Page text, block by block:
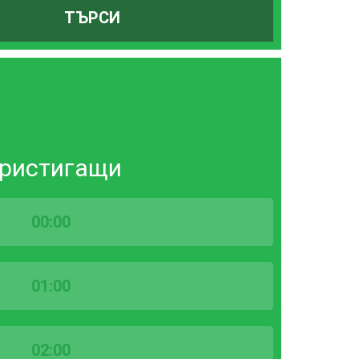
ТЪРСИ
00:00
01:00
02:00